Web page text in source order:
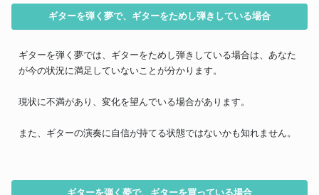
ギターを弾く夢で、ギターをためし弾きしている場合
ギターを弾く夢では、ギターをためし弾きしている場合は、あなた
が今の状況に満足していないことが分かります。
現状に不満があり、変化を望んでいる場合があります。
また、ギターの演奏に自信が持てる状態ではないかも知れません。
ギターを弾く夢で、ギターを買っている場合